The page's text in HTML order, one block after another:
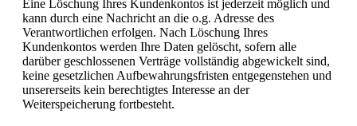
Eine Löschung Ihres Kundenkontos ist jederzeit möglich und
kann durch eine Nachricht an die o.g. Adresse des
Verantwortlichen erfolgen. Nach Löschung Ihres
Kundenkontos werden Ihre Daten gelöscht, sofern alle
darüber geschlossenen Verträge vollständig abgewickelt sind,
keine gesetzlichen Aufbewahrungsfristen entgegenstehen und
unsererseits kein berechtigtes Interesse an der
Weiterspeicherung fortbesteht.